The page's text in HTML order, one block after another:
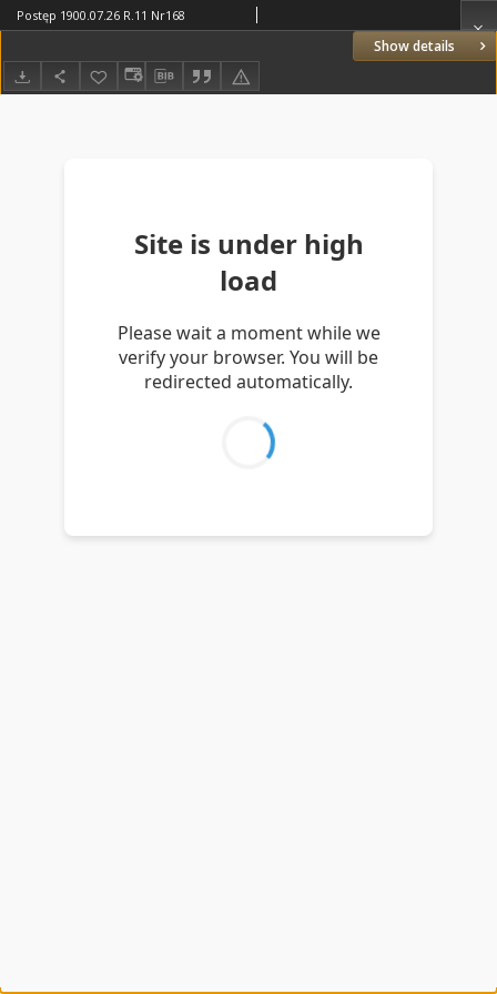
Show details
Postęp 1900.07.26 R.11 Nr168